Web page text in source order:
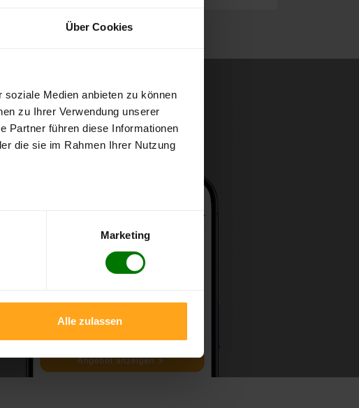
Über Cookies
Medien anbieten zu können
zu Ihrer Verwendung unserer
Partner führen diese Informationen
die sie im Rahmen Ihrer Nutzung
Marketing
Alle zulassen